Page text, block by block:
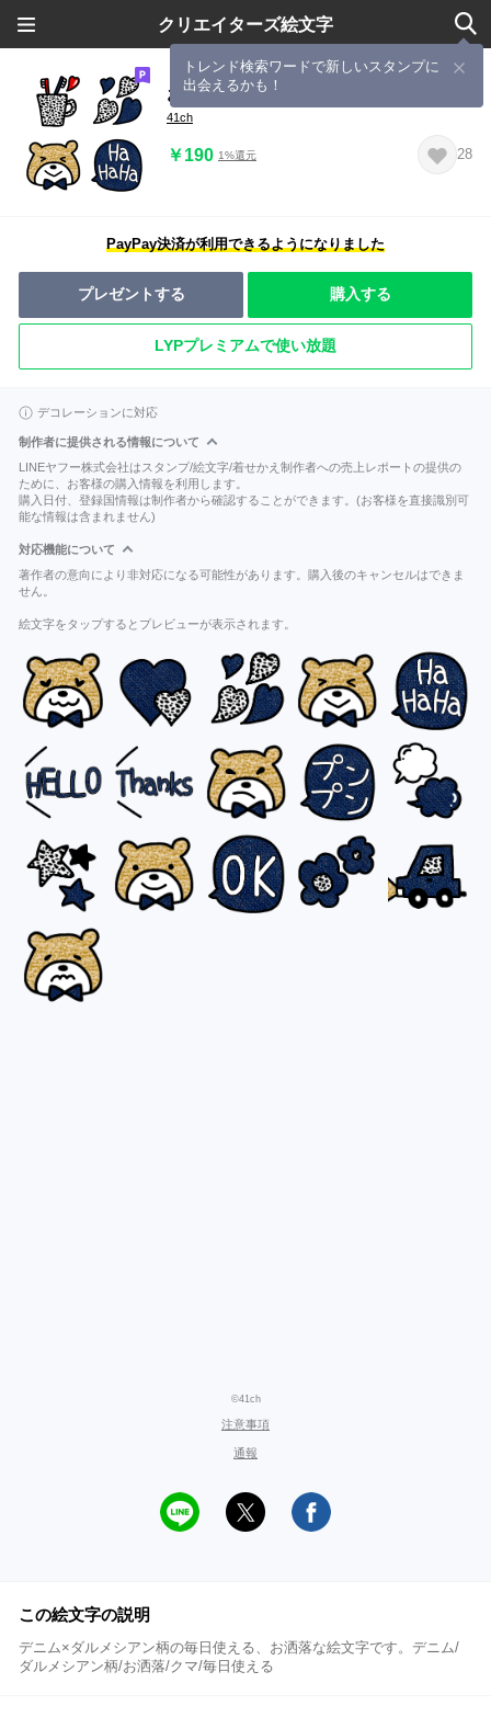
クリエイターズ絵文字
トレンド検索ワードで新しいスタンプに
出会えるかも！
お洒落デニム×ダルメシアン絵文字
41ch
￥190 1%還元 28
PayPay決済が利用できるようになりました
プレゼントする 購入する
LYPプレミアムで使い放題
デコレーションに対応
制作者に提供される情報について
LINEヤフー株式会社はスタンプ/絵文字/着せかえ制作者への売上レポートの提供の
ために、お客様の購入情報を利用します。
購入日付、登録国情報は制作者から確認することができます。(お客様を直接識別可
能な情報は含まれません)
対応機能について
著作者の意向により非対応になる可能性があります。購入後のキャンセルはできま
せん。
絵文字をタップするとプレビューが表示されます。
©41ch
注意事項
通報
この絵文字の説明
デニム×ダルメシアン柄の毎日使える、お洒落な絵文字です。デニム/
ダルメシアン柄/お洒落/クマ/毎日使える